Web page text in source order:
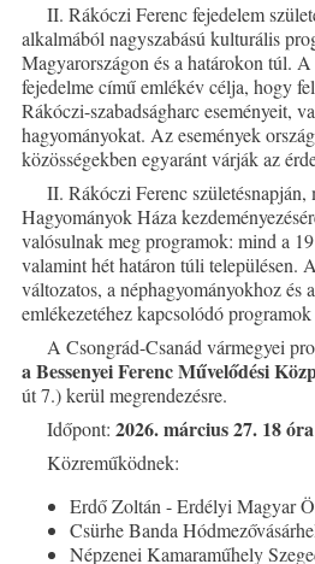
II. Rákóczi Ferenc fejedelem
alkalmából nagyszabású kulturális
Magyarországon és a határokon túl.
fejedelme című emlékév célja, hogy
Rákóczi-szabadságharc eseményeit,
hagyományokat. Az események
közösségekben egyaránt várják az
II. Rákóczi Ferenc születésnapján,
Hagyományok Háza
valósulnak meg programok: mind a
valamint hét határon túli településen.
változatos, a néphagyományokhoz és
emlékezetéhez kapcsolódó
A Csongrád-Csanád vármegyei
a Bessenyei Ferenc Művelődési
út 7.) kerül megrendezésre.
Időpont: 2026. március 27. 18 óra
Közreműködnek:
Erdő Zoltán - Erdélyi Magyar
Csürhe Banda
Népzenei Kamaraműhely